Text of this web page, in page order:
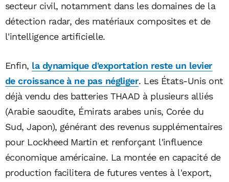
secteur civil, notamment dans les domaines de la
détection radar, des matériaux composites et de
l'intelligence artificielle.
Enfin, la dynamique d'exportation reste un levier
de croissance à ne pas négliger. Les États-Unis ont
déjà vendu des batteries THAAD à plusieurs alliés
(Arabie saoudite, Émirats arabes unis, Corée du
Sud, Japon), générant des revenus supplémentaires
pour Lockheed Martin et renforçant l'influence
économique américaine. La montée en capacité de
production facilitera de futures ventes à l'export,